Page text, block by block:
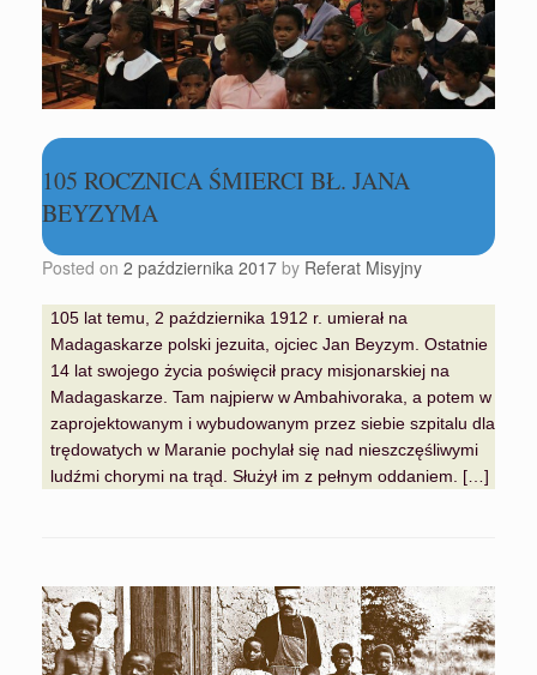
105 ROCZNICA ŚMIERCI BŁ. JANA
BEYZYMA
Posted on 2 października 2017 by Referat Misyjny
105 lat temu, 2 października 1912 r. umierał na
Madagaskarze polski jezuita, ojciec Jan Beyzym. Ostatnie
14 lat swojego życia poświęcił pracy misjonarskiej na
Madagaskarze. Tam najpierw w Ambahivoraka, a potem w
zaprojektowanym i wybudowanym przez siebie szpitalu dla
trędowatych w Maranie pochylał się nad nieszczęśliwymi
ludźmi chorymi na trąd. Służył im z pełnym oddaniem. […]